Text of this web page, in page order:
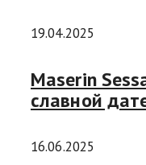
19.04.2025
Maserin
славной
16.06.2025